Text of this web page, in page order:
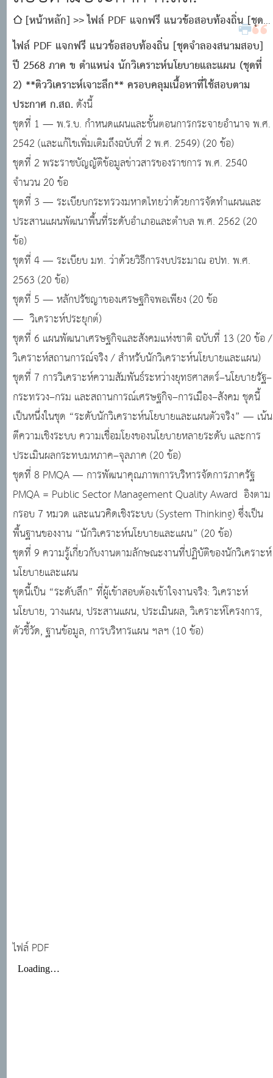
[หน้าหลัก]
ไฟล์ PDF แจกฟรี แนวข้อสอบท้องถิ่น [ชุด
จำลองสนามสอบ 100 ข้อ] ปี 2568 ภาค ข ตำแหน่ง นัก
วิเคราะห์นโยบายและแผน (ชุดที่ 2) **ติววิเคราะห์เจาะลึก**
ครอบคลุมเนื้อหาที่ใช้สอบตามประกาศ ก.สถ.
ไฟล์ PDF แจกฟรี แนวข้อสอบท้องถิ่น [ชุดจำลองสนามสอบ]
ปี 2568 ภาค ข ตำแหน่ง นักวิเคราะห์นโยบายและแผน (ชุดที่
2) **ติววิเคราะห์เจาะลึก** ครอบคลุมเนื้อหาที่ใช้สอบตาม
ประกาศ ก.สถ.ดังนี้
ชุดที่ 1 — พ.ร.บ. กำหนดแผนและขั้นตอนการกระจายอำนาจ พ.ศ.
2542 (และแก้ไขเพิ่มเติมถึงฉบับที่ 2 พ.ศ. 2549) (20 ข้อ)
ชุดที่ 2 พระราชบัญญัติข้อมูลข่าวสารของราชการ พ.ศ. 2540
จำนวน 20 ข้อ
ชุดที่ 3 — ระเบียบกระทรวงมหาดไทยว่าด้วยการจัดทำแผนและ
ประสานแผนพัฒนาพื้นที่ระดับอำเภอและตำบล พ.ศ. 2562 (20
ข้อ)
ชุดที่ 4 — ระเบียบ มท. ว่าด้วยวิธีการงบประมาณ อปท. พ.ศ.
2563 (20 ข้อ)
ชุดที่ 5 — หลักปรัชญาของเศรษฐกิจพอเพียง (20 ข้อ
— วิเคราะห์ประยุกต์)
ชุดที่ 6 แผนพัฒนาเศรษฐกิจและสังคมแห่งชาติ ฉบับที่ 13 (20 ข้อ /
วิเคราะห์สถานการณ์จริง / สำหรับนักวิเคราะห์นโยบายและแผน)
ชุดที่ 7 การวิเคราะห์ความสัมพันธ์ระหว่างยุทธศาสตร์–นโยบายรัฐ–
กระทรวง–กรม และสถานการณ์เศรษฐกิจ–การเมือง–สังคม ชุดนี้
เป็นหนึ่งในชุด “ระดับนักวิเคราะห์นโยบายและแผนตัวจริง” — เน้น
ตีความเชิงระบบ ความเชื่อมโยงของนโยบายหลายระดับ และการ
ประเมินผลกระทบมหภาค–จุลภาค (20 ข้อ)
ชุดที่ 8 PMQA — การพัฒนาคุณภาพการบริหารจัดการภาครัฐ
PMQA = Public Sector Management Quality Award อิงตาม
กรอบ 7 หมวด และแนวคิดเชิงระบบ (System Thinking) ซึ่งเป็น
พื้นฐานของงาน “นักวิเคราะห์นโยบายและแผน” (20 ข้อ)
ชุดที่ 9 ความรู้เกี่ยวกับงานตามลักษณะงานที่ปฏิบัติของนักวิเคราะห์
นโยบายและแผน
ชุดนี้เป็น “ระดับลึก” ที่ผู้เข้าสอบต้องเข้าใจงานจริง: วิเคราะห์
นโยบาย, วางแผน, ประสานแผน, ประเมินผล, วิเคราะห์โครงการ,
ตัวชี้วัด, ฐานข้อมูล, การบริหารแผน ฯลฯ (10 ข้อ)
ไฟล์ PDF